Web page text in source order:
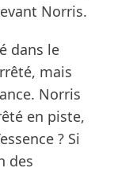
Norris.
dans le
mais
Norris
en piste,
? Si
des